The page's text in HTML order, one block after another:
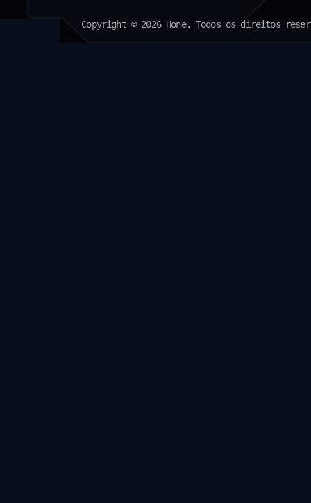
Copyright © 2026 Hone. Todos os direitos